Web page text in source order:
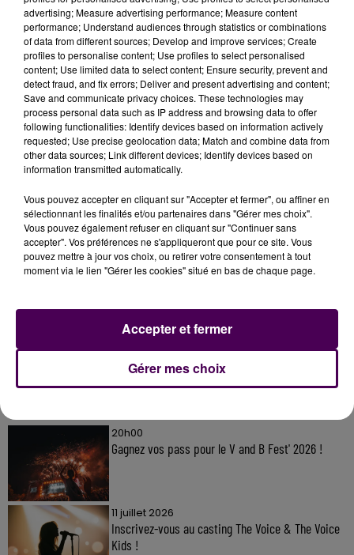
en proposant toujours aux exploitants de manèges de
s’installer dans la zone du Panorama.
#feteforaineLe Préfet a tenu, avec le Maire du
#MansS. Le Foll, une conférence de presse pour
faire le point sur les événements du jour. Il a salué
l'efficacité de l'engagement des forces de l'ordre et
des pompiers. Il a rappelé que l'usage de la
violence ne saurait être toléré
pic.twitter.com/AvykMORnwH
— Préfet de la Sarthe (@Prefet72)25 mars 2019
À LA UNE
20h00
Gagnez vos pass pour le V and B Fest' 2026 !
11 juillet 2026
Inscrivez-vous au casting The Voice & The Voice
Kids !
advertising; Measure advertising performance; Measure content
performance; Understand audiences through statistics or combinations
of data from different sources; Develop and improve services; Create
profiles to personalise content; Use profiles to select personalised
content; Use limited data to select content; Ensure security, prevent and
detect fraud, and fix errors; Deliver and present advertising and content;
Save and communicate privacy choices. These technologies may
process personal data such as IP address and browsing data to offer
following functionalities: Identify devices based on information actively
requested; Use precise geolocation data; Match and combine data from
other data sources; Link different devices; Identify devices based on
information transmitted automatically.
Vous pouvez accepter en cliquant sur "Accepter et fermer", ou affiner en
sélectionnant les finalités et/ou partenaires dans "Gérer mes choix".
Vous pouvez également refuser en cliquant sur "Continuer sans
accepter". Vos préférences ne s'appliqueront que pour ce site. Vous
pouvez mettre à jour vos choix, ou retirer votre consentement à tout
moment via le lien "Gérer les cookies" situé en bas de chaque page.
Gérer mes choix
Accepter et fermer